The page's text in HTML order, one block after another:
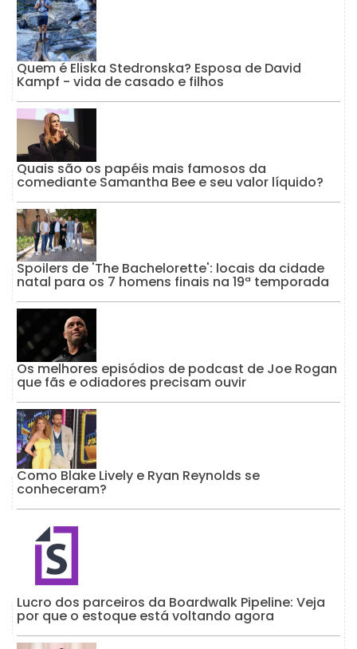
Quem é Eliska Stedronska? Esposa de David
Kampf - vida de casado e filhos
Quais são os papéis mais famosos da
comediante Samantha Bee e seu valor líquido?
Spoilers de 'The Bachelorette': locais da cidade
natal para os 7 homens finais na 19ª temporada
Os melhores episódios de podcast de Joe Rogan
que fãs e odiadores precisam ouvir
Como Blake Lively e Ryan Reynolds se
conheceram?
Lucro dos parceiros da Boardwalk Pipeline: Veja
por que o estoque está voltando agora